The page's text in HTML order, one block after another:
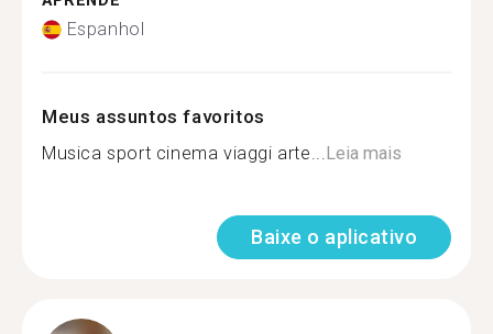
Espanhol
Meus assuntos favoritos
Musica sport cinema viaggi arte...Leia mais
Baixe o aplicativo